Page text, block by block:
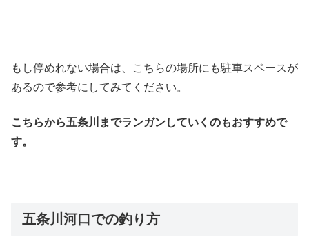
もし停めれない場合は、こちらの場所にも駐車スペースが
あるので参考にしてみてください。
こちらから五条川までランガンしていくのもおすすめで
す。
五条川河口での釣り方